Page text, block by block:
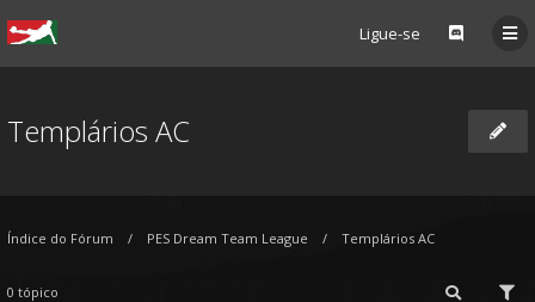
Ligue-se
Templários AC
Índice do Fórum PES Dream Team League Templários AC
0 tópico